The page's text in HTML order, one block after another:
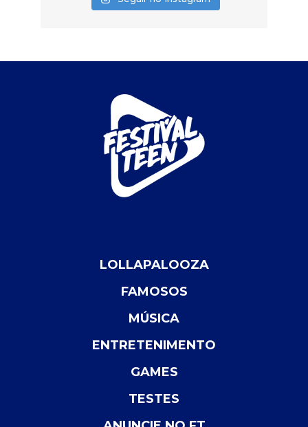
LOLLAPALOOZA
FAMOSOS
MÚSICA
ENTRETENIMENTO
GAMES
TESTES